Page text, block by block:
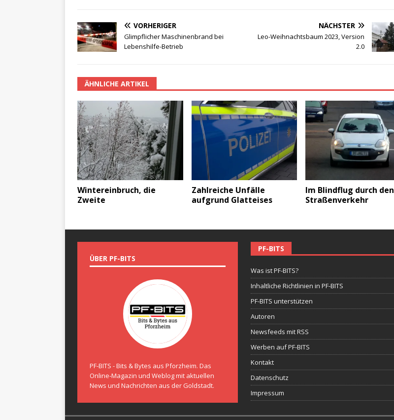
VORHERIGER
Glimpflicher Maschinenbrand bei
Lebenshilfe-Betrieb
NÄCHSTER
Leo-Weihnachtsbaum 2023, Version
2.0
ÄHNLICHE ARTIKEL
Wintereinbruch, die
Zweite
Zahlreiche Unfälle
aufgrund Glatteises
Im Blindflug durch den
Straßenverkehr
ÜBER PF-BITS
PF-BITS - Bits & Bytes aus Pforzheim. Das
Online-Magazin und Weblog mit aktuellen
News und Nachrichten aus der Goldstadt.
PF-BITS
Was ist PF-BITS?
Inhaltliche Richtlinien in PF-BITS
PF-BITS unterstützen
Autoren
Newsfeeds mit RSS
Werben auf PF-BITS
Kontakt
Datenschutz
Impressum